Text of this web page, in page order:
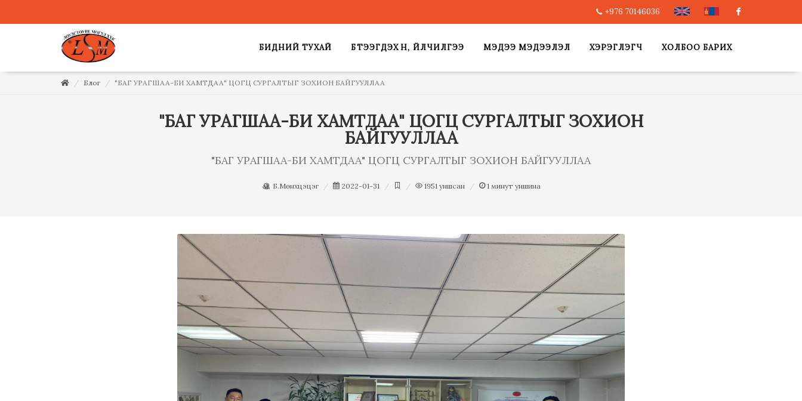
+976 70146036
БИДНИЙ ТУХАЙ БҮТЭЭГДЭХҮҮН, ҮЙЛЧИЛГЭЭ МЭДЭЭ МЭДЭЭЛЭЛ ХЭРЭГЛЭГЧ ХОЛБОО БАРИХ
Блог "БАГ УРАГШАА-БИ ХАМТДАА" ЦОГЦ СУРГАЛТЫГ ЗОХИОН БАЙГУУЛЛАА
"БАГ УРАГШАА-БИ ХАМТДАА" ЦОГЦ СУРГАЛТЫГ ЗОХИОН
БАЙГУУЛЛАА
"БАГ УРАГШАА-БИ ХАМТДАА" ЦОГЦ СУРГАЛТЫГ ЗОХИОН БАЙГУУЛЛАА
Б.Мөнхцэцэг 2022-01-31 1951 уншсан 1 минут уншина